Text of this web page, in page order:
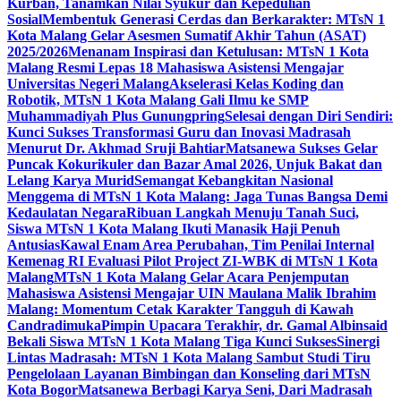
Kurban, Tanamkan Nilai Syukur dan Kepedulian
SosialMembentuk Generasi Cerdas dan Berkarakter: MTsN 1
Kota Malang Gelar Asesmen Sumatif Akhir Tahun (ASAT)
2025/2026Menanam Inspirasi dan Ketulusan: MTsN 1 Kota
Malang Resmi Lepas 18 Mahasiswa Asistensi Mengajar
Universitas Negeri MalangAkselerasi Kelas Koding dan
Robotik, MTsN 1 Kota Malang Gali Ilmu ke SMP
Muhammadiyah Plus GunungpringSelesai dengan Diri Sendiri:
Kunci Sukses Transformasi Guru dan Inovasi Madrasah
Menurut Dr. Akhmad Sruji BahtiarMatsanewa Sukses Gelar
Puncak Kokurikuler dan Bazar Amal 2026, Unjuk Bakat dan
Lelang Karya MuridSemangat Kebangkitan Nasional
Menggema di MTsN 1 Kota Malang: Jaga Tunas Bangsa Demi
Kedaulatan NegaraRibuan Langkah Menuju Tanah Suci,
Siswa MTsN 1 Kota Malang Ikuti Manasik Haji Penuh
AntusiasKawal Enam Area Perubahan, Tim Penilai Internal
Kemenag RI Evaluasi Pilot Project ZI-WBK di MTsN 1 Kota
MalangMTsN 1 Kota Malang Gelar Acara Penjemputan
Mahasiswa Asistensi Mengajar UIN Maulana Malik Ibrahim
Malang: Momentum Cetak Karakter Tangguh di Kawah
CandradimukaPimpin Upacara Terakhir, dr. Gamal Albinsaid
Bekali Siswa MTsN 1 Kota Malang Tiga Kunci SuksesSinergi
Lintas Madrasah: MTsN 1 Kota Malang Sambut Studi Tiru
Pengelolaan Layanan Bimbingan dan Konseling dari MTsN
Kota BogorMatsanewa Berbagi Karya Seni, Dari Madrasah